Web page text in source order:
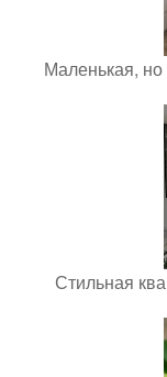
Маленькая, но
Стильная